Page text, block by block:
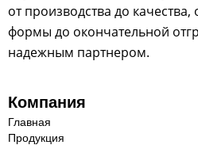
от производства до качества,
формы до окончательной
надежным партнером.
Компания
Главная
Продукция